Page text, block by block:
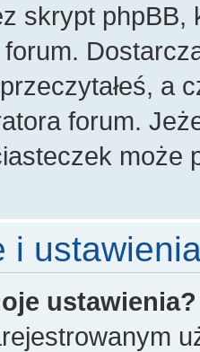
skrypt
a
forum.
może
i
ustawienia?